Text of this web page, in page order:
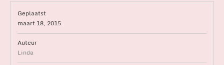
Geplaatst
maart 18, 2015
Auteur
Linda